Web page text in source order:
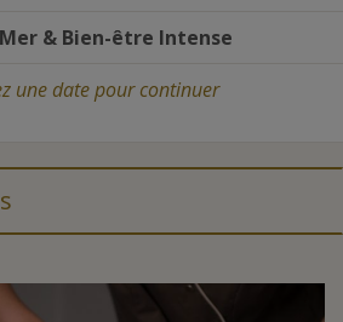
& Bien-être Intense
une datepour continuer